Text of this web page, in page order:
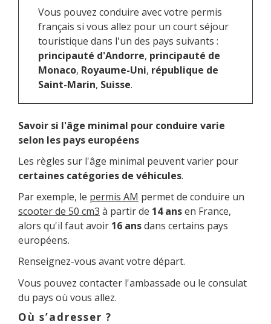
Vous pouvez conduire avec votre permis
français si vous allez pour un court séjour
touristique dans l'un des pays suivants :
principauté d'Andorre, principauté de
Monaco, Royaume-Uni, république de
Saint-Marin, Suisse.
Savoir si l'âge minimal pour conduire varie
selon les pays européens
Les règles sur l'âge minimal peuvent varier pour
certaines catégories de véhicules.
Par exemple, le permis AM permet de conduire un
scooter de 50 cm3 à partir de 14 ansen France,
alors qu'il faut avoir 16 ansdans certains pays
européens.
Renseignez-vous avant votre départ.
Vous pouvez contacter l'ambassade ou le consulat
du pays où vous allez.
Où s’adresser ?